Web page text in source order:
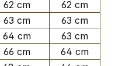
62 cm
62 cm
63 cm
63 cm
64 cm
63 cm
66 cm
64 cm